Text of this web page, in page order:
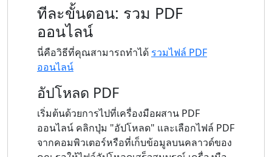
ทีละขั้นตอน: รวม PDF
ออนไลน์
นี่คือวิธีที่คุณสามารถทำได้ รวมไฟล์ PDF
ออนไลน์
อัปโหลด PDF
เริ่มต้นด้วยการไปที่เครื่องมือผสาน PDF
ออนไลน์ คลิกปุ่ม "อัปโหลด" และเลือกไฟล์ PDF
จากคอมพิวเตอร์หรือที่เก็บข้อมูลบนคลาวด์ของ